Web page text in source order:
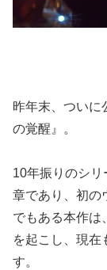
昨年末、ついに
の覚醒』。
10年振りのシ
章であり、初の
でもある本作は
を起こし、現在
す。